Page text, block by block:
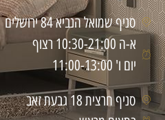
סניף שמואל הנביא 84 ירושלים
א-ה 10:30-21:00 רצוף
יום ו' 11:00-13:00
סניף חרצית 18 גבעת זאב